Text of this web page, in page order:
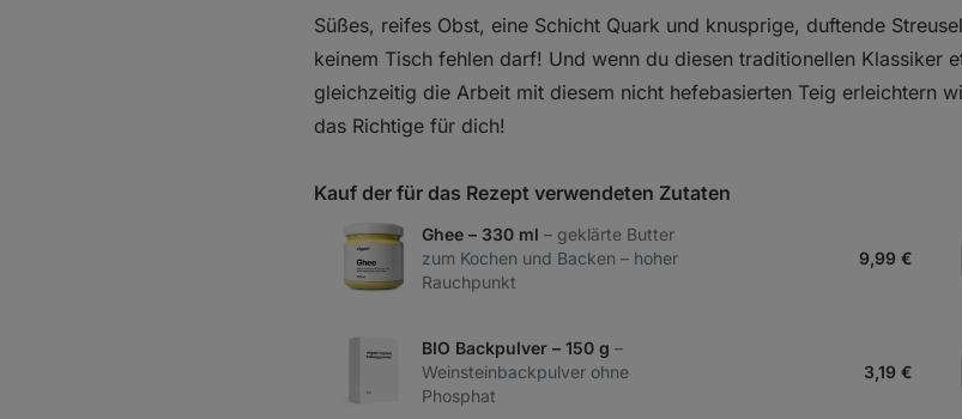
Süßes, reifes Obst, eine Schicht Quark und knusprige, duftende
keinem Tisch fehlen darf! Und wenn du diesen traditionellen Klassiker
gleichzeitig die Arbeit mit diesem nicht hefebasierten Teig erleichtern
das Richtige für dich!
Kauf der für das Rezept verwendeten Zutaten
Ghee – 330 ml – geklärte Butter
zum Kochen und Backen – hoher
Rauchpunkt
9,99 €
BIO Backpulver – 150 g –
Weinsteinbackpulver ohne
Phosphat
3,19 €